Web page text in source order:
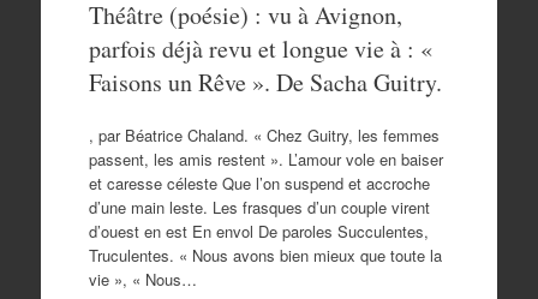
Théâtre (poésie) : vu à Avignon,
parfois déjà revu et longue vie à : «
Faisons un Rêve ». De Sacha Guitry.
, par Béatrice Chaland. « Chez Guitry, les femmes
passent, les amis restent ». L’amour vole en baiser
et caresse céleste Que l’on suspend et accroche
d’une main leste. Les frasques d’un couple virent
d’ouest en est En envol De paroles Succulentes,
Truculentes. « Nous avons bien mieux que toute la
vie », « Nous…